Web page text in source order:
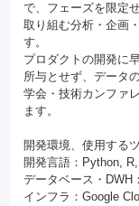
で、フェーズを限定
取り組む分析・企画
す。
プロダクトの開発に
所与とせず、データ
学会・技術カンファ
ます。
開発環境、使用する
開発言語：Python,
データベース・DWH
インフラ：Google